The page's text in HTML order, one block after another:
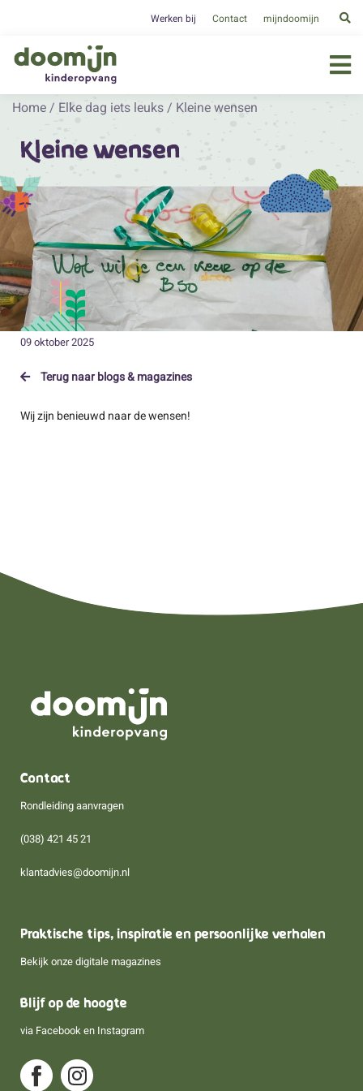
Werken bij Contact mijndoomijn
Home / Elke dag iets leuks / Kleine wensen
Kleine wensen
09 oktober 2025
Terug naar blogs & magazines
Wij zijn benieuwd naar de wensen!
Contact
Rondleiding aanvragen
(038) 421 45 21
klantadvies@doomijn.nl
Praktische tips, inspiratie en persoonlijke verhalen
Bekijk onze digitale magazines
Blijf op de hoogte
via Facebook en Instagram